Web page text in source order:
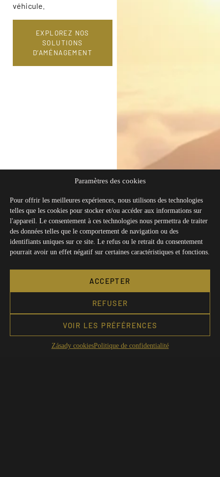
Paramètres des cookies
Pour offrir les meilleures expériences, nous utilisons des technologies
telles que les cookies pour stocker et/ou accéder aux informations sur
l'appareil. Le consentement à ces technologies nous permettra de traiter
des données telles que le comportement de navigation ou des
identifiants uniques sur ce site. Le refus ou le retrait du consentement
pourrait avoir un effet négatif sur certaines caractéristiques et fonctions.
ACCEPTER
REFUSER
VOIR LES PRÉFÉRENCES
Zásady cookiesPolitique de confidentialité
véhicule.
EXPLOREZ NOS
SOLUTIONS
D’AMÉNAGEMENT